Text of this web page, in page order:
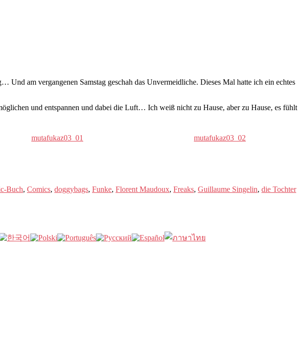
am vergangenen Samstag geschah das Unvermeidliche. Dieses Mal hatte ich ein echtes
und entspannen und dabei die Luft… Ich weiß nicht zu Hause, aber zu Hause, es fühlt
mutafukaz03_01 mutafukaz03_02
Buch, Comics, doggybags, Funke, Florent Maudoux, Freaks, Guillaume Singelin, die Tochter